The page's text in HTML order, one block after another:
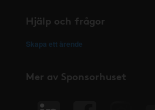
Hjälp och frågor
Skapa ett ärende
Mer av Sponsorhuset